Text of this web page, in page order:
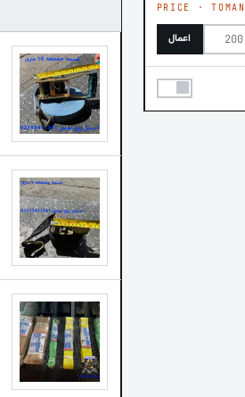
PRICE · TOMAN
اعمال